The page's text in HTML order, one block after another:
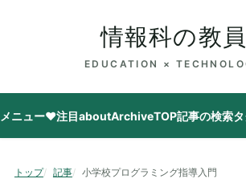
情報科の教員
EDUCATION ×
メニュー♥注目aboutArchiveTOP記事の検索
トップ 記事 小学校プログラミング指導入門